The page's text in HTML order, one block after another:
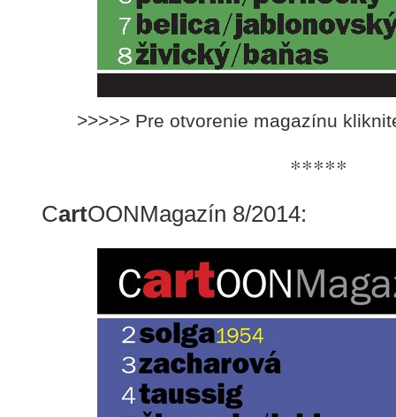
>>>>> Pre otvorenie magazínu
*****
CartOONMagazín 8/2014: